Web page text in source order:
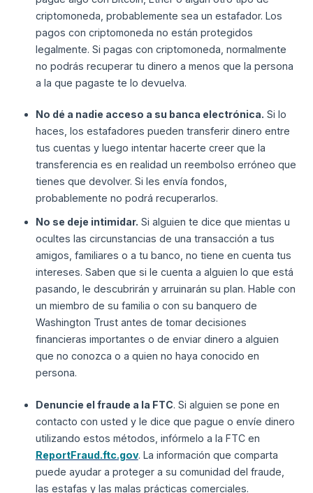
criptomoneda, probablemente sea un estafador. Los
pagos con criptomoneda no están protegidos
legalmente. Si pagas con criptomoneda, normalmente
no podrás recuperar tu dinero a menos que la persona
a la que pagaste te lo devuelva.
No dé a nadie acceso a su banca electrónica. Si lo
haces, los estafadores pueden transferir dinero entre
tus cuentas y luego intentar hacerte creer que la
transferencia es en realidad un reembolso erróneo que
tienes que devolver. Si les envía fondos,
probablemente no podrá recuperarlos.
No se deje intimidar. Si alguien te dice que mientas u
ocultes las circunstancias de una transacción a tus
amigos, familiares o a tu banco, no tiene en cuenta tus
intereses. Saben que si le cuenta a alguien lo que está
pasando, le descubrirán y arruinarán su plan. Hable con
un miembro de su familia o con su banquero de
Washington Trust antes de tomar decisiones
financieras importantes o de enviar dinero a alguien
que no conozca o a quien no haya conocido en
persona.
Denuncie el fraude a la FTC. Si alguien se pone en
contacto con usted y le dice que pague o envíe dinero
utilizando estos métodos, infórmelo a la FTC en
ReportFraud.ftc.gov. La información que comparta
puede ayudar a proteger a su comunidad del fraude,
las estafas y las malas prácticas comerciales.